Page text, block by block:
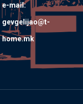
e-mail:
gevgelijao@t-
home.mk